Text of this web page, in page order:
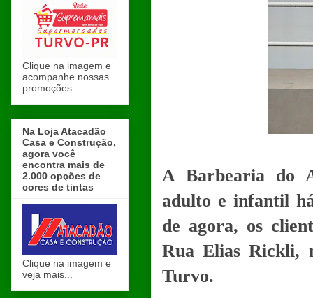
A Barbearia do
adulto e infantil
de agora, os
Rua Elias Rickli,
Turvo.
Clique na imagem e
acompanhe nossas
promoções...
Na Loja Atacadão
Casa e Construção,
agora você
encontra mais de
2.000 opções de
cores de tintas
Clique na imagem e
veja mais...